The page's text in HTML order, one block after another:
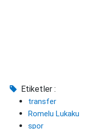
Etiketler :
transfer
Romelu Lukaku
spor